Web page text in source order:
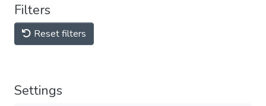
Filters
Reset filters
Settings